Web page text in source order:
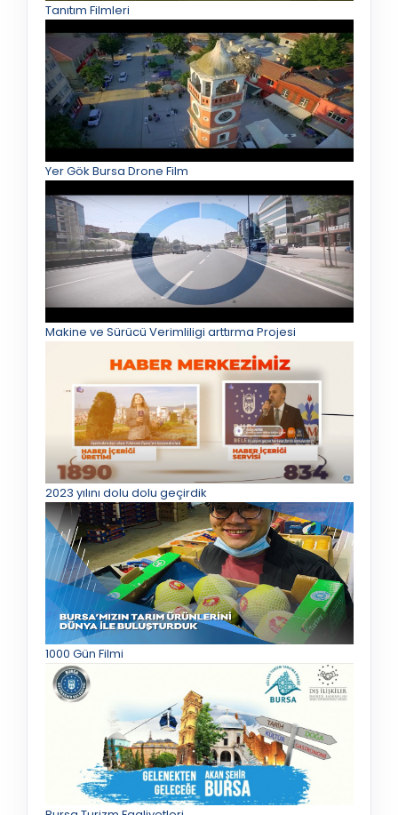
Tanıtım Filmleri
Yer Gök Bursa Drone Film
Makine ve Sürücü Verimliligi arttırma Projesi
2023 yılını dolu dolu geçirdik
1000 Gün Filmi